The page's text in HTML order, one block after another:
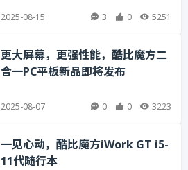
2025-08-15 3 0 5251
更大屏幕，更强性能，酷比魔方二
合一PC平板新品即将发布
2025-08-07 0 0 3223
一见心动，酷比魔方iWork GT i5-
11代随行本